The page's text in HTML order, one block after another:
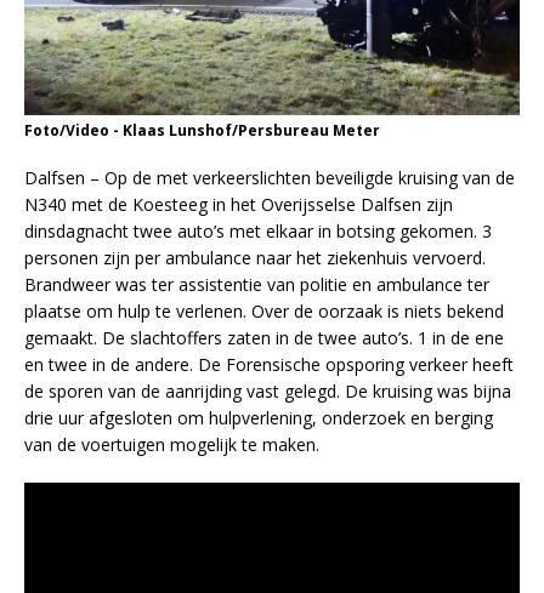
Foto/Video - Klaas Lunshof/Persbureau Meter
Dalfsen – Op de met verkeerslichten beveiligde kruising van de
N340 met de Koesteeg in het Overijsselse Dalfsen zijn
dinsdagnacht twee auto’s met elkaar in botsing gekomen. 3
personen zijn per ambulance naar het ziekenhuis vervoerd.
Brandweer was ter assistentie van politie en ambulance ter
plaatse om hulp te verlenen. Over de oorzaak is niets bekend
gemaakt. De slachtoffers zaten in de twee auto’s. 1 in de ene
en twee in de andere. De Forensische opsporing verkeer heeft
de sporen van de aanrijding vast gelegd. De kruising was bijna
drie uur afgesloten om hulpverlening, onderzoek en berging
van de voertuigen mogelijk te maken.